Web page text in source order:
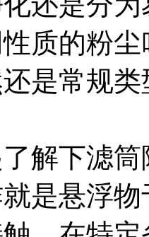
质的粉
是常规
下滤筒
悬浮物